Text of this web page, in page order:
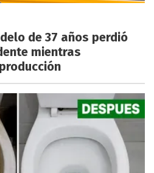
de 37 años perdió
mientras